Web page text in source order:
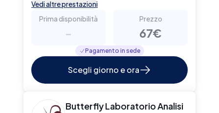
Vedi altre prestazioni
Prima disponibilità
-
Prezzo
67€
Pagamento in sede
Scegli giorno e ora
Butterfly Laboratorio Analisi